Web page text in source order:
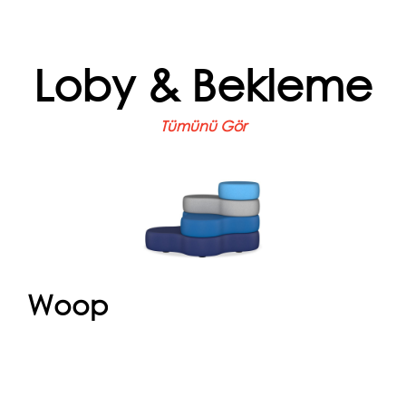
Loby & Bekleme
Tümünü Gör
Woop
Modüler Konforun Yeni Yüzü... Woop
koleksiyonumuz, sadece oturma birimi değil;
mekânın ruhunu tamamlayan bir tasa...